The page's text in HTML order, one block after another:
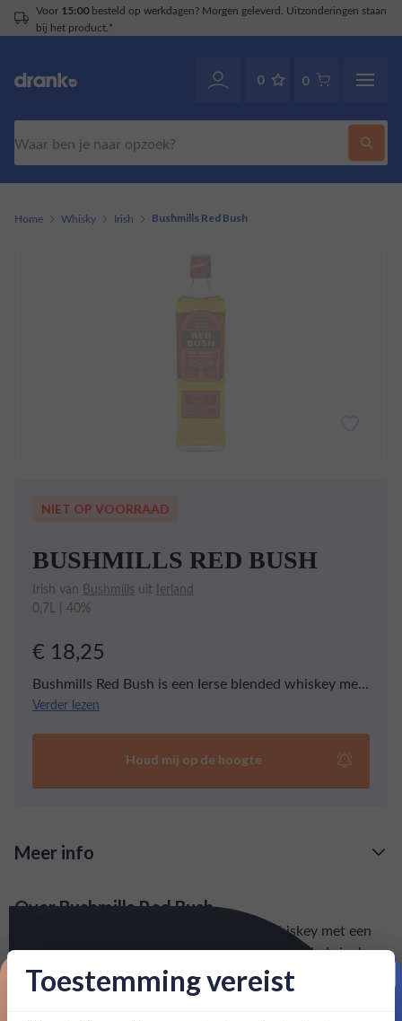
Voor 15:00besteld op werkdagen? Morgen geleverd. Uitzonderingen staan
bij het product.*
0 0
Home Whisky Irish Bushmills Red Bush
NIET OP VOORRAAD
BUSHMILLS RED BUSH
Irish van Bushmills uit Ierland
0,7L | 40%
€ 18,25
Bushmills Red Bush is een Ierse blended whiskey met
een bijzondere twist. Het is een mix van triple-
een zachte en fruitige smaak met tonen van vanille en
kaneel.
Verder lezen
Houd mij op de hoogte
Meer info
: voor 15:00, morgen in huis (uitzondering bij
artikel vermeld)
Behulpzameen goed bereikbare klantenservice.
Over Bushmills Red Bush
Bushmills Red Bush is een Ierse blended whiskey met een
bijzondere twist. Het is een mix van triple-distilled single
malt whiskey en graanwhiskey, gerijpt in first-fill
bourbonvaten. Hierdoor heeft de Red Bush een zachte en
Toestemming vereist
Proost op je eerste korting!